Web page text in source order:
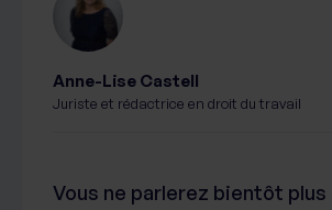
Vous ne parlerez bientôt plus
Anne-Lise Castell
Juriste et rédactrice en droit du travail